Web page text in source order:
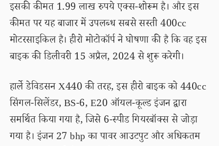
इसकी कीमत 1.99 लाख रुपये एक्स-शोरूम है। और इस
कीमत पर यह बाजार में उपलब्ध सबसे सस्ती 400cc
मोटरसाइकिल है। हीरो मोटोकॉर्प ने घोषणा की है कि वह इस
बाइक की डिलीवरी 15 अप्रैल, 2024 से शुरू करेगी।
हार्ले डेविडसन X440 की तरह, इस हीरो बाइक को 440cc
सिंगल-सिलेंडर, BS-6, E20 ऑयल-कूल्ड इंजन द्वारा
समर्थित किया गया है, जिसे 6-स्पीड गियरबॉक्स से जोड़ा
गया है। इंजन 27 bhp का पावर आउटपुट और अधिकतम